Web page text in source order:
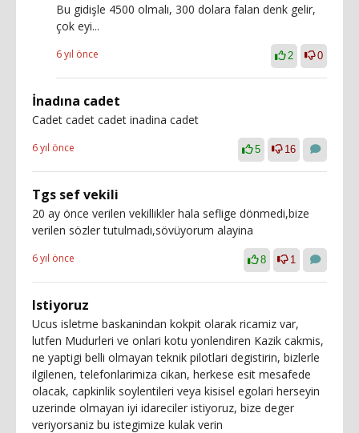
Bu gidişle 4500 olmalı, 300 dolara falan denk gelir,
çok eyi...
6 yıl önce 2 0
İnadına cadet
Cadet cadet cadet inadina cadet
6 yıl önce 5 16
Tgs sef vekili
20 ay önce verilen vekillikler hala seflige dönmedi,bize
verilen sözler tutulmadı,sövüyorum alayina
6 yıl önce 8 1
Istiyoruz
Ucus isletme baskanindan kokpit olarak ricamiz var,
lutfen Mudurleri ve onlari kotu yonlendiren Kazik cakmis,
ne yaptigi belli olmayan teknik pilotlari degistirin, bizlerle
ilgilenen, telefonlarimiza cikan, herkese esit mesafede
olacak, capkinlik soylentileri veya kisisel egolari herseyin
uzerinde olmayan iyi idareciler istiyoruz, bize deger
veriyorsaniz bu istegimize kulak verin